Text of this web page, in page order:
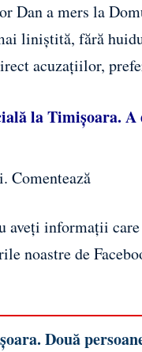
Dan a mers la
liniștită, fără
acuzațiilor,
la Timișoara.
Comentează
informații
noastre de
Două